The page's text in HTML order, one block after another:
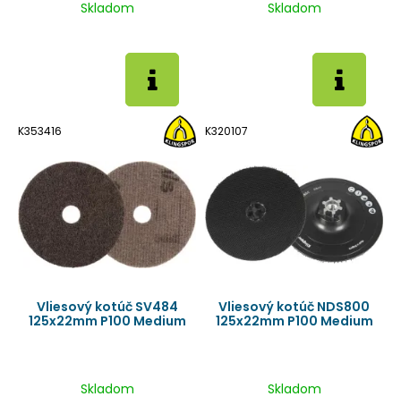
Skladom Skladom
K353416
Vliesový kotúč SV484
125x22mm P100 Medium
Skladom
K320107
Vliesový kotúč NDS800
125x22mm P100 Medium
Skladom